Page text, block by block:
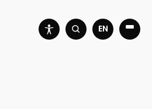
EN